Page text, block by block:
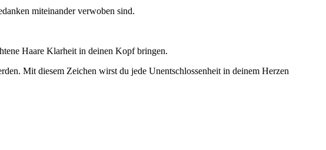
miteinander verwoben sind.
Haare Klarheit in deinen Kopf bringen.
Mit diesem Zeichen wirst du jede Unentschlossenheit in deinem Herzen